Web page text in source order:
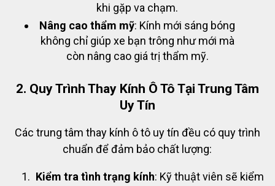
khi gặp va chạm.
Nâng cao thẩm mỹ: Kính mới sáng bóng
không chỉ giúp xe bạn trông như mới mà
còn nâng cao giá trị thẩm mỹ.
2. Quy Trình Thay Kính Ô Tô Tại Trung Tâm
Uy Tín
Các trung tâm thay kính ô tô uy tín đều có quy trình
chuẩn để đảm bảo chất lượng:
Kiểm tra tình trạng kính: Kỹ thuật viên sẽ kiểm